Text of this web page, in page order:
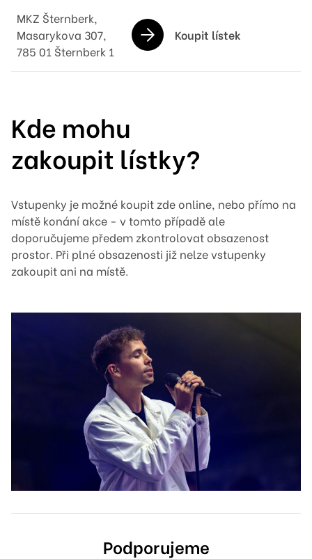
MKZ Šternberk,
Masarykova 307,
785 01 Šternberk 1
Koupit lístek
Kde mohu
zakoupit lístky?
Vstupenky je možné koupit zde online, nebo přímo na
místě konání akce - v tomto případě ale
doporučujeme předem zkontrolovat obsazenost
prostor. Při plné obsazenosti již nelze vstupenky
zakoupit ani na místě.
Podporujeme